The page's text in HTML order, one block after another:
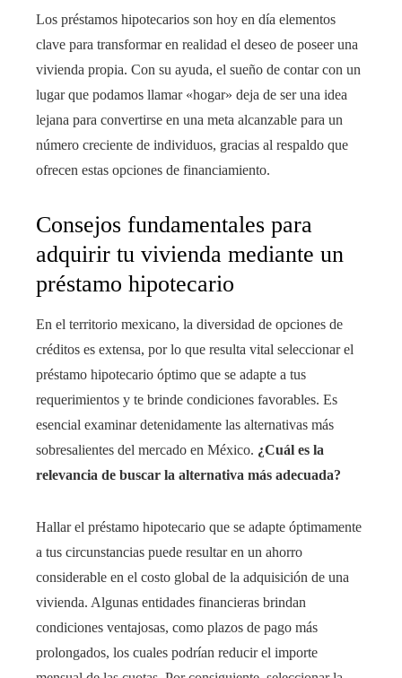
Los préstamos hipotecarios son hoy en día elementos
clave para transformar en realidad el deseo de poseer una
vivienda propia. Con su ayuda, el sueño de contar con un
lugar que podamos llamar «hogar» deja de ser una idea
lejana para convertirse en una meta alcanzable para un
número creciente de individuos, gracias al respaldo que
ofrecen estas opciones de financiamiento.
Consejos fundamentales para
adquirir tu vivienda mediante un
préstamo hipotecario
En el territorio mexicano, la diversidad de opciones de
créditos es extensa, por lo que resulta vital seleccionar el
préstamo hipotecario óptimo que se adapte a tus
requerimientos y te brinde condiciones favorables. Es
esencial examinar detenidamente las alternativas más
sobresalientes del mercado en México. ¿Cuál es la
relevancia de buscar la alternativa más adecuada?
Hallar el préstamo hipotecario que se adapte óptimamente
a tus circunstancias puede resultar en un ahorro
considerable en el costo global de la adquisición de una
vivienda. Algunas entidades financieras brindan
condiciones ventajosas, como plazos de pago más
prolongados, los cuales podrían reducir el importe